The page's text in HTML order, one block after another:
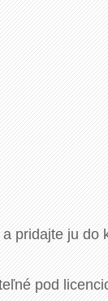
pridajte ju do
pod